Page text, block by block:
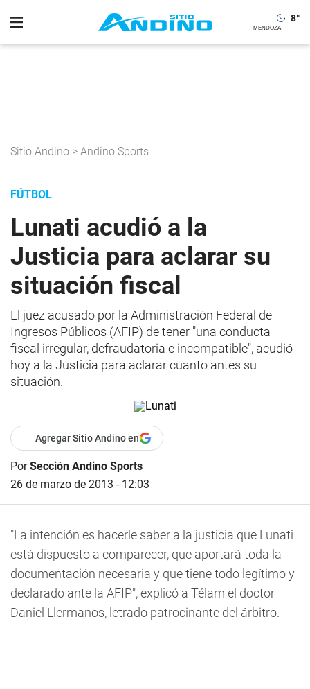
8°
Sitio Andino > Andino Sports
FÚTBOL
Lunati acudió a la
Justicia para aclarar su
situación fiscal
El juez acusado por la Administración Federal de
Ingresos Públicos (AFIP) de tener "una conducta
fiscal irregular, defraudatoria e incompatible", acudió
hoy a la Justicia para aclarar cuanto antes su
situación.
Agregar Sitio Andino en
PorSección Andino Sports
26 de marzo de 2013 - 12:03
"La intención es hacerle saber a la justicia que Lunati
está dispuesto a comparecer, que aportará toda la
documentación necesaria y que tiene todo legítimo y
declarado ante la AFIP", explicó a Télam el doctor
Daniel Llermanos, letrado patrocinante del árbitro.